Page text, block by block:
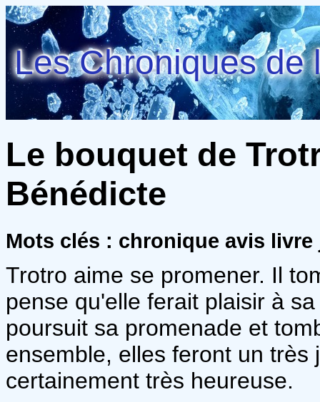
Les Chroniques de
Le bouquet de
Bénédicte
Mots clés : chronique avis livre
Trotro aime se promener. Il
pense qu'elle ferait plaisir à
poursuit sa promenade et
ensemble, elles feront un
certainement très heureuse.